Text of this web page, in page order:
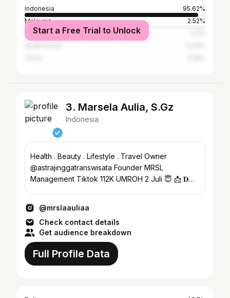
Indonesia
95.62%
Malaysia
2.52%
East Timor
Start a Free Trial to Unlock
3. Marsela Aulia, S.Gz
Indonesia
Health . Beauty . Lifestyle . Travel Owner
@astrajinggatranswisata Founder MRSL
Management Tiktok 112K UMROH 2 Juli 😇 📩 𝐃𝐌
@mrslaauliaa
Check contact details
Get audience breakdown
Full Profile Data